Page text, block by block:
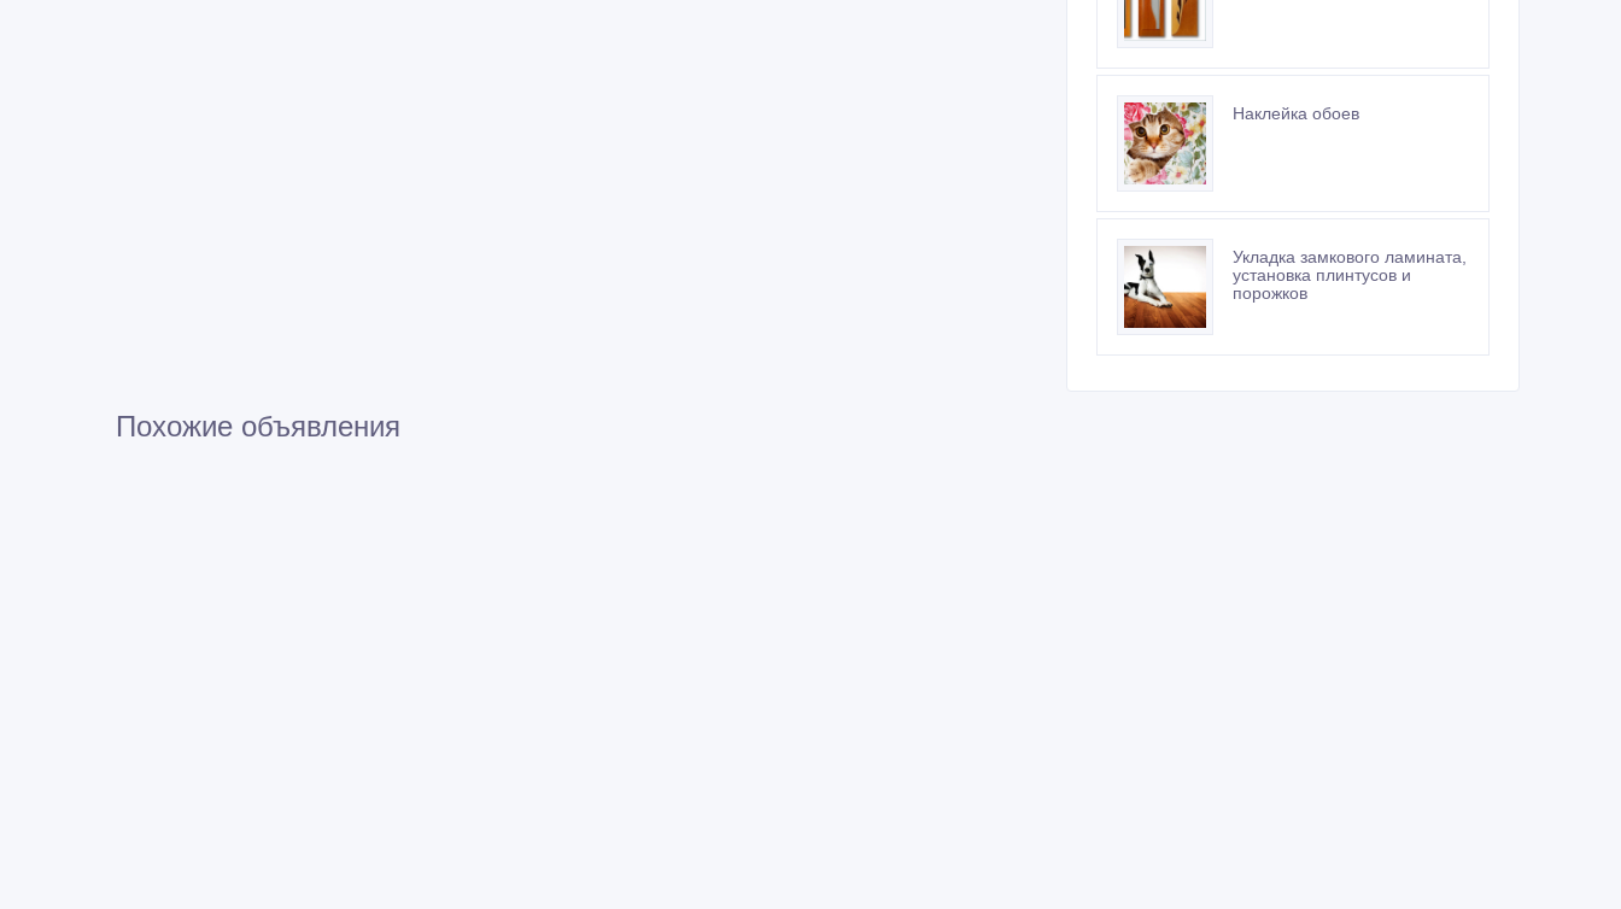
Наклейка обоев
Укладка замкового ламината,
установка плинтусов и
порожков
Похожие объявления